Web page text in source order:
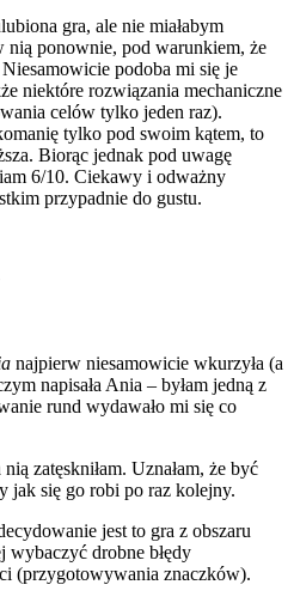
gra, ale nie miałabym
nią ponownie, pod warunkiem, że
podoba mi się je
niektóre rozwiązania mechaniczne
celów tylko jeden raz).
tylko pod swoim kątem, to
Biorąc jednak pod uwagę
6/10. Ciekawy i odważny
przypadnie do gustu.
najpierw niesamowicie wkurzyła (a
napisała Ania – byłam jedną z
rund wydawało mi się co
zatęskniłam. Uznałam, że być
jak się go robi po raz kolejny.
jest to gra z obszaru
wybaczyć drobne błędy
(przygotowywania znaczków).